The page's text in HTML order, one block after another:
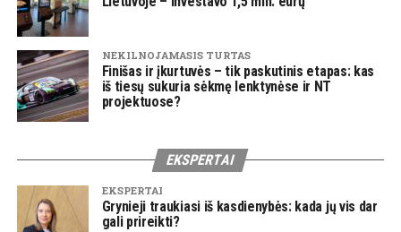
NEKILNOJAMASIS TURTAS
Finišas ir įkurtuvės – tik paskutinis etapas: kas
iš tiesų sukuria sėkmę lenktynėse ir NT
projektuose?
EKSPERTAI
EKSPERTAI
Grynieji traukiasi iš kasdienybės: kada jų vis dar
gali prireikti?